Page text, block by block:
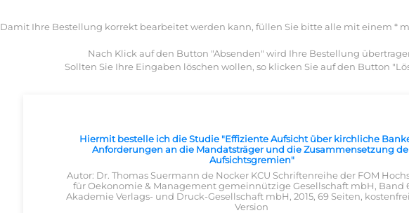
Damit Ihre Bestellung korrekt bearbeitet werden kann, füllen Sie bitte alle mit einem *
Nach Klick auf den Button "Absenden" wird Ihre Bestellung
Sollten Sie Ihre Eingaben löschen wollen, so klicken Sie auf den Button
Hiermit bestelle ich die Studie "Effiziente Aufsicht über kirchliche
Anforderungen an die Mandatsträger und die Zusammensetzung
Aufsichtsgremien"
Autor: Dr. Thomas Suermann de Nocker KCU Schriftenreihe der FOM
für Oekonomie & Management gemeinnützige Gesellschaft mbH, Band
Akademie Verlags- und Druck-Gesellschaft mbH, 2015, 69 Seiten,
Version